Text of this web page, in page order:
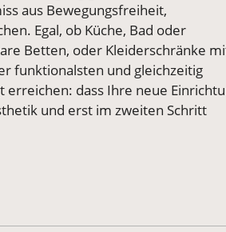
aus Bewegungsfreiheit,
Egal, ob Küche, Bad oder
Betten, oder Kleiderschränke
funktionalsten und gleichzeitig
dass Ihre neue
und erst im zweiten Schritt